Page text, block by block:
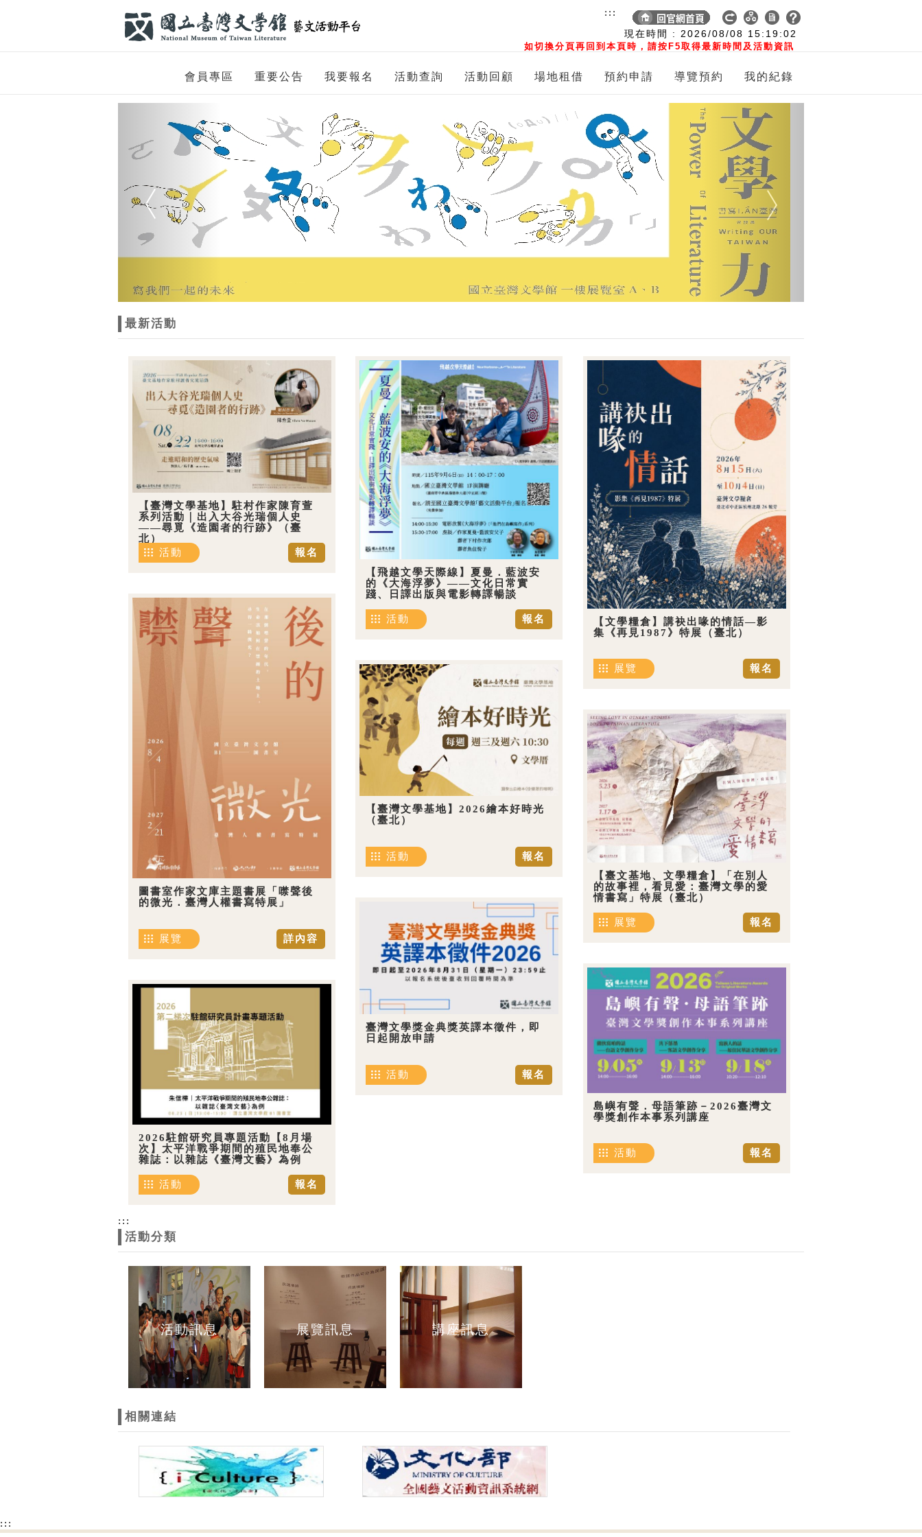
現在時間 : 2026/08/08 15:19:03
如切換分頁再回到本頁時，請按F5取得最新時間及活動資訊
:::
會員專區 重要公告 我要報名 活動查詢 活動回顧 場地租借 預約申請 導覽預約 我的紀錄
Next
最新活動
【臺灣文學基地】駐村作家陳育萱
系列活動｜出入大谷光瑞個人史
——尋覓《造園者的行跡》（臺
北）
報名
活動
【飛越文學天際線】夏曼．藍波安
的《大海浮夢》——文化日常實
踐、日譯出版與電影轉譯暢談
報名
活動
【文學糧倉】講袂出喙的情話—影
集《再見1987》特展（臺北）
報名
展覽
圖書室作家文庫主題書展「噤聲後
的微光．臺灣人權書寫特展」
詳內容
展覽
【臺灣文學基地】2026繪本好時光
（臺北）
報名
活動
【臺文基地、文學糧倉】「在別人
的故事裡，看見愛：臺灣文學的愛
情書寫」特展（臺北）
報名
展覽
臺灣文學獎金典獎英譯本徵件，即
日起開放申請
報名
活動
島嶼有聲．母語筆跡－2026臺灣文
學獎創作本事系列講座
報名
活動
2026駐館研究員專題活動【8月場
次】太平洋戰爭期間的殖民地奉公
雜誌：以雜誌《臺灣文藝》為例
報名
活動
:::
活動分類
活動訊息 展覽訊息 講座訊息
相關連結
:::